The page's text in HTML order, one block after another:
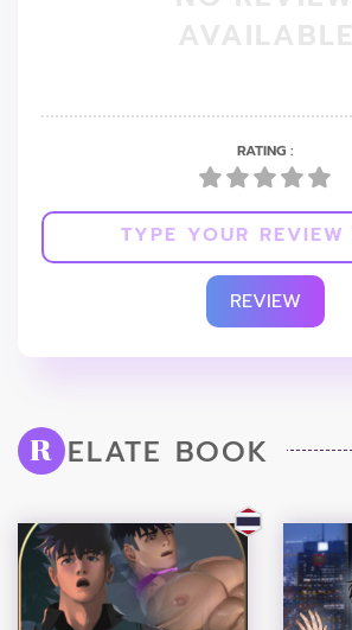
RATING :
REVIEW
R ELATE BOOK